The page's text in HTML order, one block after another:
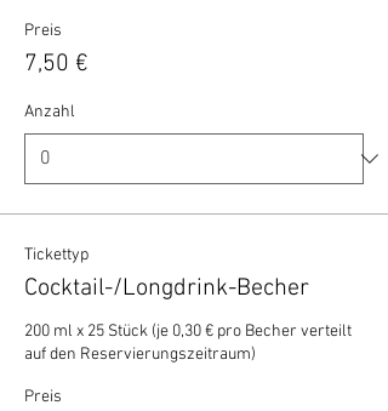
Preis
7,50 €
Anzahl
Tickettyp
Cocktail-/Longdrink-Becher
200 ml x 25 Stück (je 0,30 € pro Becher verteilt
auf den Reservierungszeitraum)
Preis